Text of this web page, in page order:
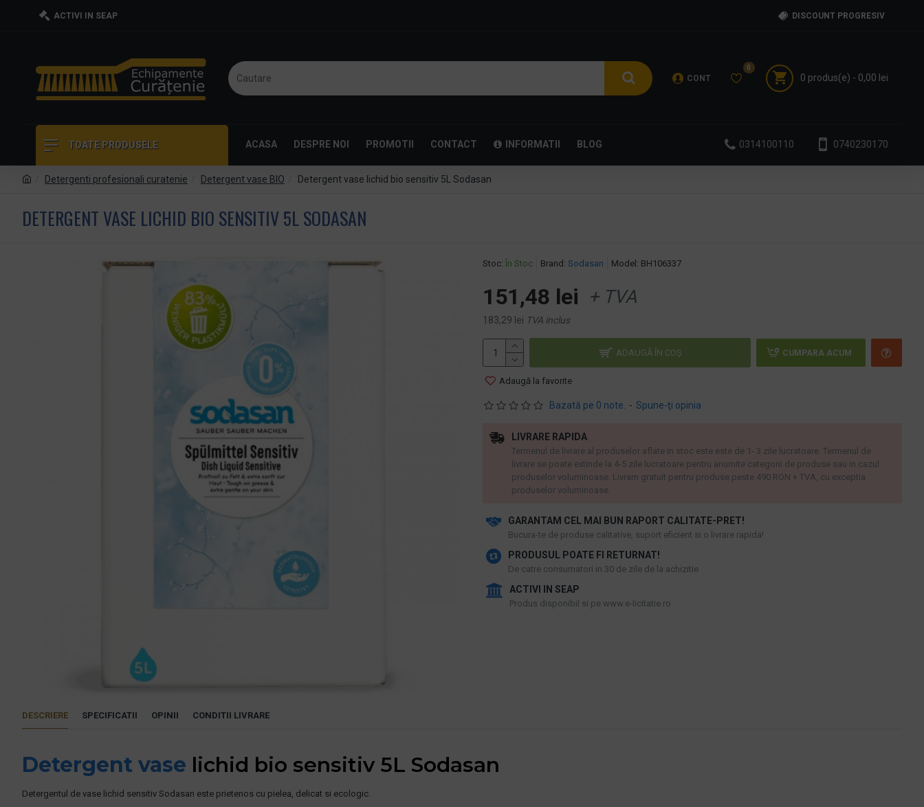
ACTIVI IN SEAP DISCOUNT PROGRESIV
CONT
0
0 produs(e) - 0,00 lei
TOATE PRODUSELE ACASA DESPRE NOI PROMOTII CONTACT INFORMATII BLOG 0314100110 0740230170
Detergenti profesionali curatenie Detergent vase BIO Detergent vase lichid bio sensitiv 5L Sodasan
DETERGENT VASE LICHID BIO SENSITIV 5L SODASAN
Stoc: În Stoc Brand: Sodasan Model: BH106337
Bazată pe 0 note. - Spune-ţi opinia
151,48 lei + TVA
183,29 lei TVA inclus
ADAUGĂ ÎN COŞ CUMPARA ACUM
Adaugă la favorite
GARANTAM CEL MAI BUN RAPORT CALITATE-PRET!
​Bucura-te de produse calitative, suport eficient si o livrare rapida!
PRODUSUL POATE FI RETURNAT!
De catre consumatori in 30 de zile de la achizitie
ACTIVI IN SEAP
Produs disponibil si pe www.e-licitatie.ro
LIVRARE RAPIDA
Termenul de livrare al produselor aflate in stoc este este de 1- 3 zile lucratoare. Termenul de
livrare se poate extinde la 4-5 zile lucratoare pentru anumite categorii de produse sau in cazul
produselor voluminoase. Livram gratuit pentru produse peste 490 RON + TVA, cu exceptia
produselor voluminoase.
DESCRIERE SPECIFICATII OPINII CONDITII LIVRARE
Detergent vase lichid bio sensitiv 5L Sodasan
Detergentul de vase lichid sensitiv Sodasan este prietenos cu pielea, delicat si ecologic.